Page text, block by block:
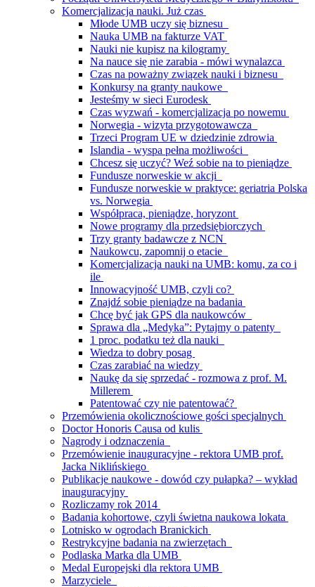
Komercjalizacja nauki. Już czas
Młode UMB uczy się biznesu
Nauka UMB na fakturze VAT
Nauki nie kupisz na kilogramy
Na nauce się nie zarabia - mówi wynalazca
Czas na poważny związek nauki i biznesu
Konkursy na granty naukowe
Jesteśmy w sieci Eurodesk
Czas wyzwań - komercjalizacja po nowemu
Norwegia - wizyta przygotowawcza
Trzeci Program UE w dziedzinie zdrowia
Islandia - wyspa pełna możliwości
Chcesz się uczyć? Weź sobie na to pieniądze
Fundusze norweskie w akcji
Fundusze norweskie w praktyce: geriatria Polska
vs. Norwegia
Współpraca, pieniądze, horyzont
Nowe programy dla przedsiębiorczych
Trzy granty badawcze z NCN
Naukowcu, zapomnij o etacie
Komercjalizacja nauki na UMB: komu, za co i
ile
Innowacyjność UMB, czyli co?
Znajdź sobie pieniądze na badania
Chcę być jak GPS dla naukowców
Sprawa dla „Medyka”: Pytajmy o patenty
1 proc. podatku też dla nauki
Wiedza to dobry posag
Czas zarabiać na wiedzy
Naukę da się sprzedać - rozmowa z prof. M.
Millerem
Patentować czy nie patentować?
Przemówienia okolicznościowe gości specjalnych
Doctor Honoris Causa od kulis
Nagrody i odznaczenia
Przemówienie inauguracyjne - rektora UMB prof.
Jacka Niklińskiego
Publikacje naukowe - dowód czy pułapka? – wykład
inauguracyjny
Rozliczamy rok 2014
Badania kohortowe, czyli świetna naukowa lokata
Lotnisko w ogrodach Branickich
Restrykcyjne badania na zwierzętach
Podlaska Marka dla UMB
Medal Europejski dla rektora UMB
Marzyciele